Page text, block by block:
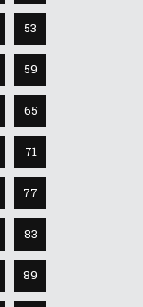
53
59
65
71
77
83
89